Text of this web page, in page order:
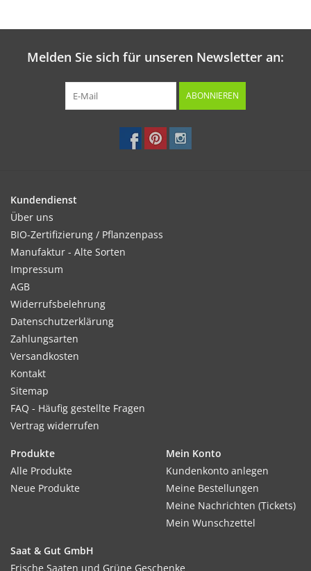
Melden Sie sich für unseren Newsletter an:
ABONNIEREN
Kundendienst
Über uns
BIO-Zertifizierung / Pflanzenpass
Manufaktur - Alte Sorten
Impressum
AGB
Widerrufsbelehrung
Datenschutzerklärung
Zahlungsarten
Versandkosten
Kontakt
Sitemap
FAQ - Häufig gestellte Fragen
Vertrag widerrufen
Produkte
Alle Produkte
Neue Produkte
Mein Konto
Kundenkonto anlegen
Meine Bestellungen
Meine Nachrichten (Tickets)
Mein Wunschzettel
Saat & Gut GmbH
Frische Saaten und Grüne Geschenke